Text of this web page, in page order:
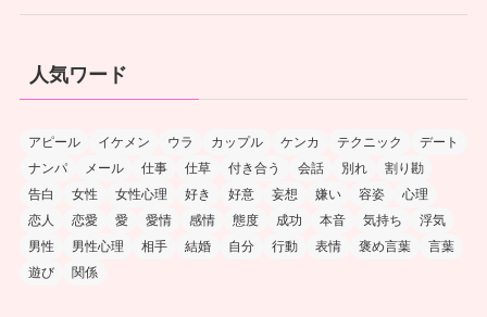
人気ワード
アピール イケメン ウラ カップル ケンカ テクニック
デート
ナンパ
メール 仕事 仕草 付き合う 会話 別れ
割り勘
告白
女性 女性心理 好き 好意 妄想 嫌い 容姿
心理
恋人
恋愛 愛 愛情 感情 態度 成功 本音 気持ち
浮気
男性
男性心理 相手 結婚 自分 行動 表情 褒め言葉
言葉
遊び
関係